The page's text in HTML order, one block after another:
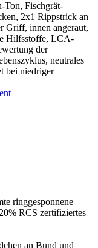
Ton, Fischgrät-
2x1 Rippstrick an
Griff, innen angeraut,
Hilfsstoffe, LCA-
der
neutrales
bei niedriger
ringgesponnene
RCS zertifiziertes
an Bund und